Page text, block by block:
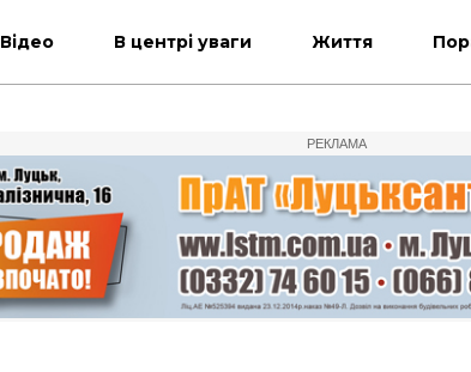
Відео В центрі уваги Життя
РЕКЛАМА